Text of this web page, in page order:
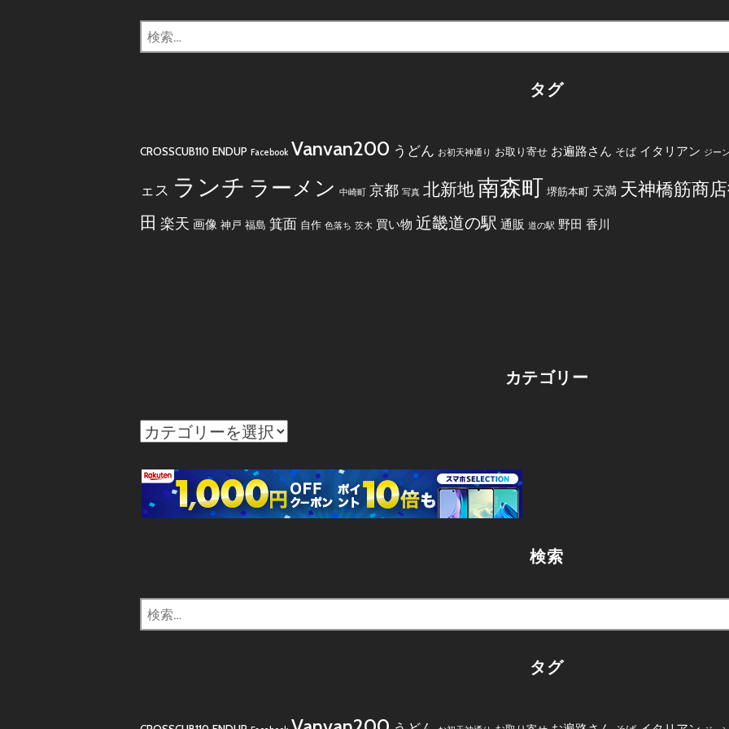
検
索:
タグ
CROSSCUB110 ENDUP Facebook Vanvan200 うどん お初天神通り お取り寄せ お遍路さん そば イタリアン ジー
ェス ランチ ラーメン 中崎町 京都 写真 北新地南森町 堺筋本町 天満 天神橋筋商
田 楽天 画像 神戸 福島 箕面 自作 色落ち 茨木 買い物 近畿道の駅 通販 道の駅 野田 香川
カテゴリー
カ
ゴ
リ
ー
検索
検
索:
タグ